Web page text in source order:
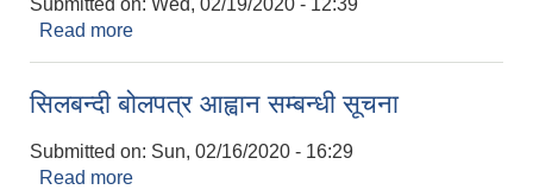
Submitted on: Wed, 02/19/2020 - 12:39
Read more
सिलबन्दी बोलपत्र आह्वान सम्बन्धी सूचना
Submitted on: Sun, 02/16/2020 - 16:29
Read more